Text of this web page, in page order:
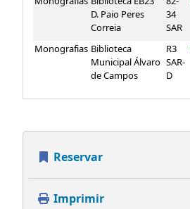
D. Paio Peres
Correia
34
SAR
Monografias Biblioteca
Municipal Álvaro
de Campos
R3
SAR-
D
Reservar
Imprimir